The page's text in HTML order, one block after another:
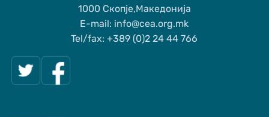
1000 Скопје,Македонија
Е-mail: info@cea.org.mk
Tel/fax: +389 (0)2 24 44 766